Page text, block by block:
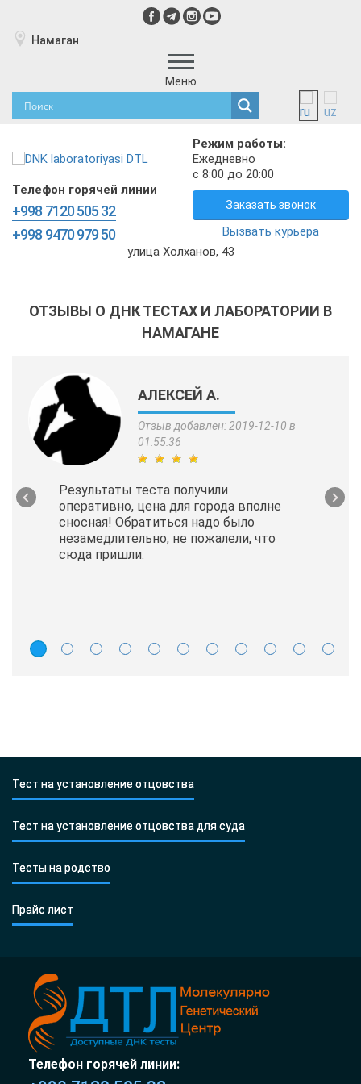
Намаган
Меню
Режим работы:
Ежедневно
с 8:00 до 20:00
Телефон горячей линии
+998 7120 505 32
+998 9470 979 50
Заказать звонок
Вызвать курьера
улица Холханов, 43
ОТЗЫВЫ О ДНК ТЕСТАХ И ЛАБОРАТОРИИ В
НАМАГАНЕ
АЛЕКСЕЙ А.
Отзыв добавлен: 2019-12-10 в
01:55:36
Результаты теста получили
оперативно, цена для города вполне
сносная! Обратиться надо было
незамедлительно, не пожалели, что
сюда пришли.
Тест на установление отцовства
Тест на установление отцовства для суда
Тесты на родство
Прайс лист
Телефон горячей линии: